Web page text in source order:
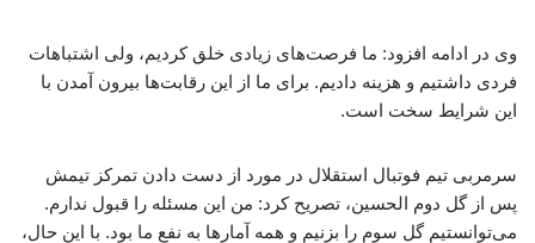
وی در ادامه افزود: ما فرصت‌های زیادی خلق کردیم، ولی اشتباهات
فردی داشتیم و هزینه دادیم. برای ما از این رقابت‌ها بیرون آمدن با
این شرایط سخت است.
سرمربی تیم فوتبال استقلال در مورد از دست دادن تمرکز تیمش
پس از گل دوم الحسین، تصریح کرد: من این مسئله را قبول ندارم.
می‌توانستیم گل سوم را بزنیم و همه آمارها به نفع ما بود. با این حال،